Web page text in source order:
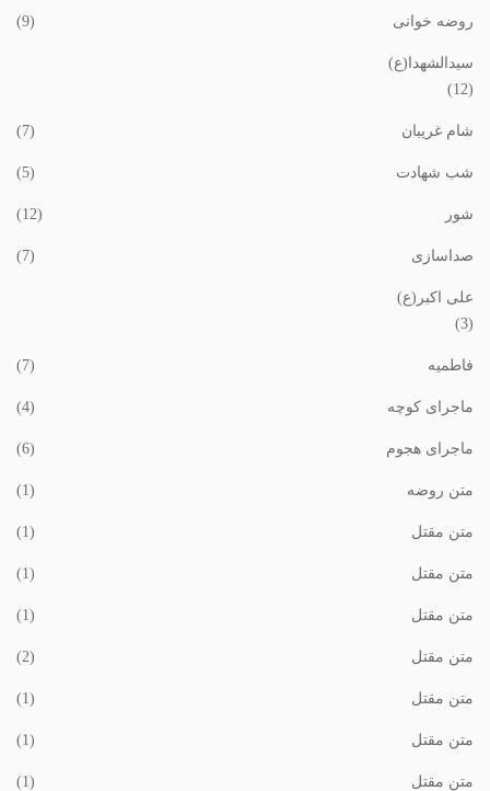
روضه خوانی (9)
سیدالشهدا(ع)
(12)
شام غریبان (7)
شب شهادت (5)
شور (12)
صداسازی (7)
علی اکبر(ع)
(3)
فاطمیه (7)
ماجرای کوچه (4)
ماجرای هجوم (6)
متن روضه (1)
متن مقتل (1)
متن مقتل (1)
متن مقتل (1)
متن مقتل (2)
متن مقتل (1)
متن مقتل (1)
متن مقتل (1)